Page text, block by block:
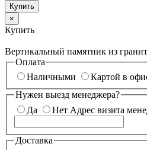
×
Купить
Вертикальный памятник из
Оплата
Наличными
Картой в
Нужен выезд менеджера?
Да
Нет Адрес визита
Доставка